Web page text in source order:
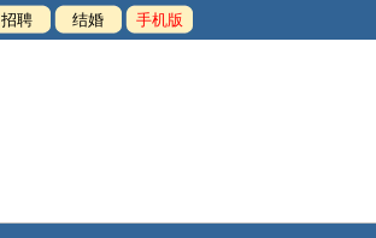
招聘 结婚 手机版